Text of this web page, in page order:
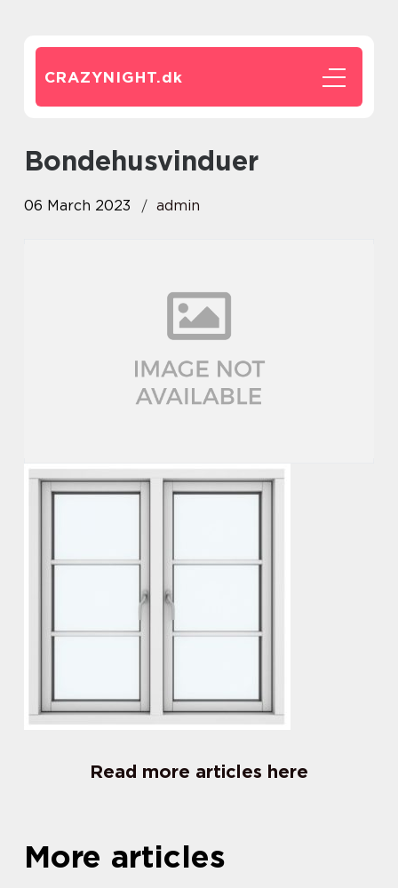
CRAZYNIGHT.dk
bondehusvinduer
06 March 2023 admin
Read more articles here
More articles